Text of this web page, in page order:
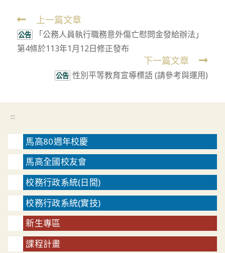
Read
more
articles
上一篇文章
公告
「公務人員執行職務意外傷亡慰問金發給辦法」
第4條於113年1月12日修正發布
下一篇文章
公告 性別平等教育宣導標語 (請參考與運用)
:::
馬高80週年校慶
馬高全國校友會
校務行政系統(日間)
校務行政系統(實技)
新生專區
課程計畫